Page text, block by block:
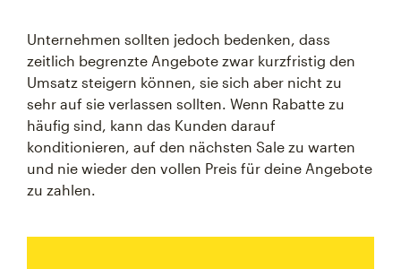
Unternehmen sollten jedoch bedenken, dass
zeitlich begrenzte Angebote zwar kurzfristig den
Umsatz steigern können, sie sich aber nicht zu
sehr auf sie verlassen sollten. Wenn Rabatte zu
häufig sind, kann das Kunden darauf
konditionieren, auf den nächsten Sale zu warten
und nie wieder den vollen Preis für deine Angebote
zu zahlen.